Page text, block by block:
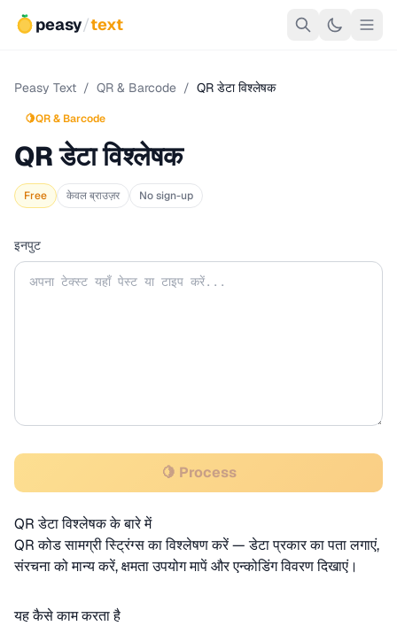
peasy/text
Peasy Text / QR & Barcode / QR डेटा विश्लेषक
🍋QR & Barcode
QR डेटा विश्लेषक
Free केवल ब्राउज़र No sign-up
इनपुट
🍋 Process
QR डेटा विश्लेषक के बारे में
QR कोड सामग्री स्ट्रिंग्स का विश्लेषण करें — डेटा प्रकार का पता लगाएं,
संरचना को मान्य करें, क्षमता उपयोग मापें और एन्कोडिंग विवरण दिखाएं।
यह कैसे काम करता है